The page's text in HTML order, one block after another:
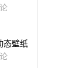
态壁纸